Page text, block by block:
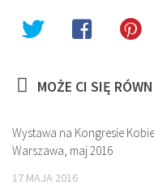
MOŻE CI SIĘ
Wystawa na Kongresie
Warszawa, maj 2016
17 MAJA 2016